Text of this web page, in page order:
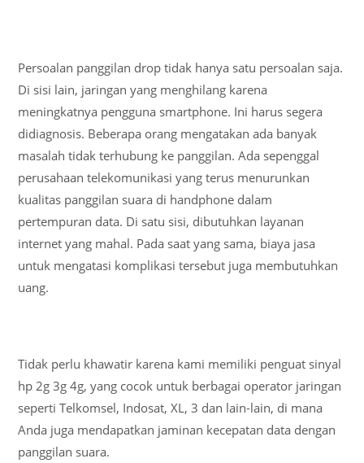
Persoalan panggilan drop tidak hanya satu persoalan saja.
Di sisi lain, jaringan yang menghilang karena
meningkatnya pengguna smartphone. Ini harus segera
didiagnosis. Beberapa orang mengatakan ada banyak
masalah tidak terhubung ke panggilan. Ada sepenggal
perusahaan telekomunikasi yang terus menurunkan
kualitas panggilan suara di handphone dalam
pertempuran data. Di satu sisi, dibutuhkan layanan
internet yang mahal. Pada saat yang sama, biaya jasa
untuk mengatasi komplikasi tersebut juga membutuhkan
uang.
Tidak perlu khawatir karena kami memiliki penguat sinyal
hp 2g 3g 4g, yang cocok untuk berbagai operator jaringan
seperti Telkomsel, Indosat, XL, 3 dan lain-lain, di mana
Anda juga mendapatkan jaminan kecepatan data dengan
panggilan suara.